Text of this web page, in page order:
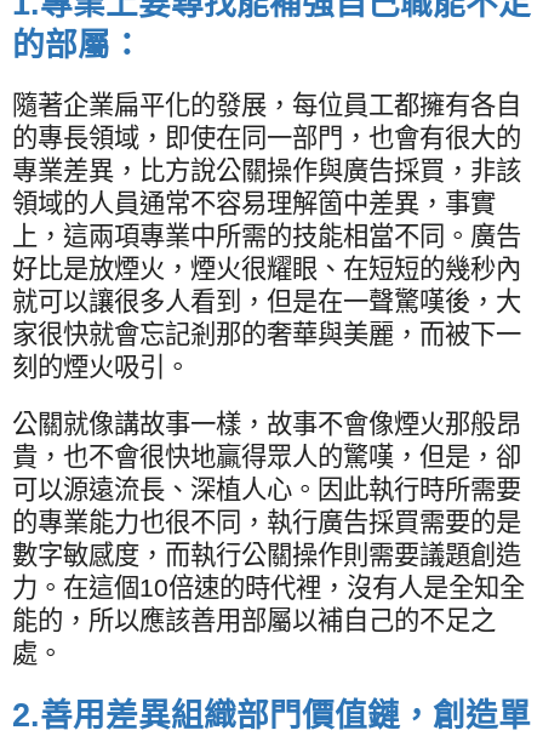
的部屬：
隨著企業扁平化的發展，每位員工都擁有各自
的專長領域，即使在同一部門，也會有很大的
專業差異，比方說公關操作與廣告採買，非該
領域的人員通常不容易理解箇中差異，事實
上，這兩項專業中所需的技能相當不同。廣告
好比是放煙火，煙火很耀眼、在短短的幾秒內
就可以讓很多人看到，但是在一聲驚嘆後，大
家很快就會忘記剎那的奢華與美麗，而被下一
刻的煙火吸引。
公關就像講故事一樣，故事不會像煙火那般昂
貴，也不會很快地贏得眾人的驚嘆，但是，卻
可以源遠流長、深植人心。因此執行時所需要
的專業能力也很不同，執行廣告採買需要的是
數字敏感度，而執行公關操作則需要議題創造
力。在這個10倍速的時代裡，沒有人是全知全
能的，所以應該善用部屬以補自己的不足之
處。
2.善用差異組織部門價值鏈，創造單